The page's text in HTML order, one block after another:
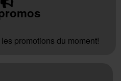
promotions du moment!